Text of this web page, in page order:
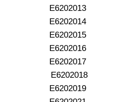
E6202013
E6202014
E6202015
E6202016
E6202017
E6202018
E6202019